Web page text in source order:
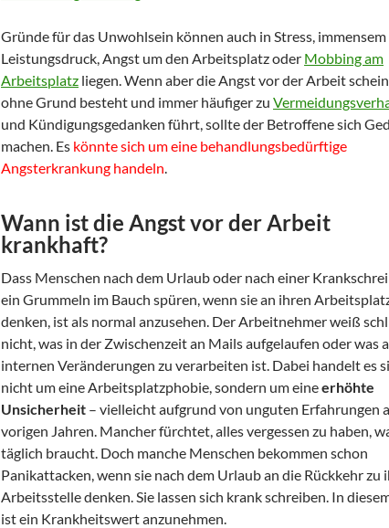
Gründe für das Unwohlsein können auch in Stress, immensem
Leistungsdruck, Angst um den Arbeitsplatz oder Mobbing am
Arbeitsplatz liegen. Wenn aber die Angst vor der Arbeit
ohne Grund besteht und immer häufiger zu
und Kündigungsgedanken führt, sollte der Betroffene sich
machen. Es könnte sich um eine behandlungsbedürftige
Angsterkrankung handeln.
Wann ist die Angst vor der Arbeit
krankhaft?
Dass Menschen nach dem Urlaub oder nach einer
ein Grummeln im Bauch spüren, wenn sie an ihren
denken, ist als normal anzusehen. Der Arbeitnehmer weiß
nicht, was in der Zwischenzeit an Mails aufgelaufen oder was
internen Veränderungen zu verarbeiten ist. Dabei handelt es
nicht um eine Arbeitsplatzphobie, sondern um eineerhöhte
Unsicherheit – vielleicht aufgrund von unguten Erfahrungen
vorigen Jahren. Mancher fürchtet, alles vergessen zu haben,
täglich braucht. Doch manche Menschen bekommen schon
Panikattacken, wenn sie nach dem Urlaub an die Rückkehr zu
Arbeitsstelle denken. Sie lassen sich krank schreiben. In
ist ein Krankheitswert anzunehmen.